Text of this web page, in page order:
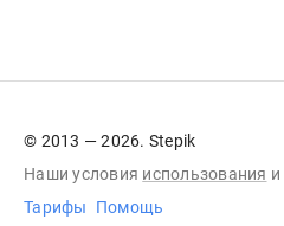
© 2013 — 2026. Stepik
Наши условия использования и
Тарифы
Помощь